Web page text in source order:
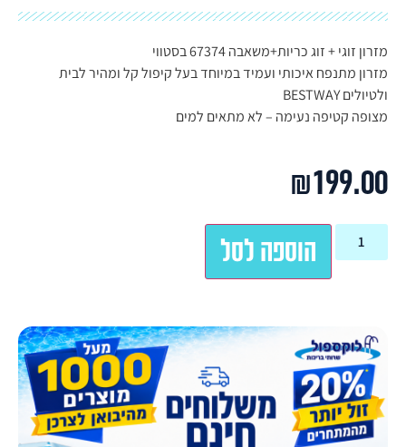
מזרון זוגי + זוג כריות+משאבה 67374 בסטווי
מזרון מתנפח איכותי ועמיד במיוחד בעל קיפול קל ומהיר לבית
ולטיולים BESTWAY
מצופה קטיפה נעימה – לא מתאים למים
₪199.00
הוספה לסל